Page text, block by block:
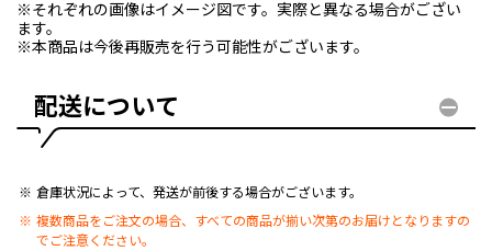
※それぞれの画像はイメージ図です。実際と異なる場合がござい
ます。
※本商品は今後再販売を行う可能性がございます。
配送について
倉庫状況によって、発送が前後する場合がございます。
複数商品をご注文の場合、すべての商品が揃い次第のお届けとなりますの
でご注意ください。